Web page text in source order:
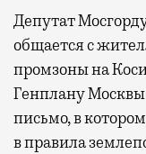
Депутат
общается с
промзоны на
Генплану
письмо, в
в правила